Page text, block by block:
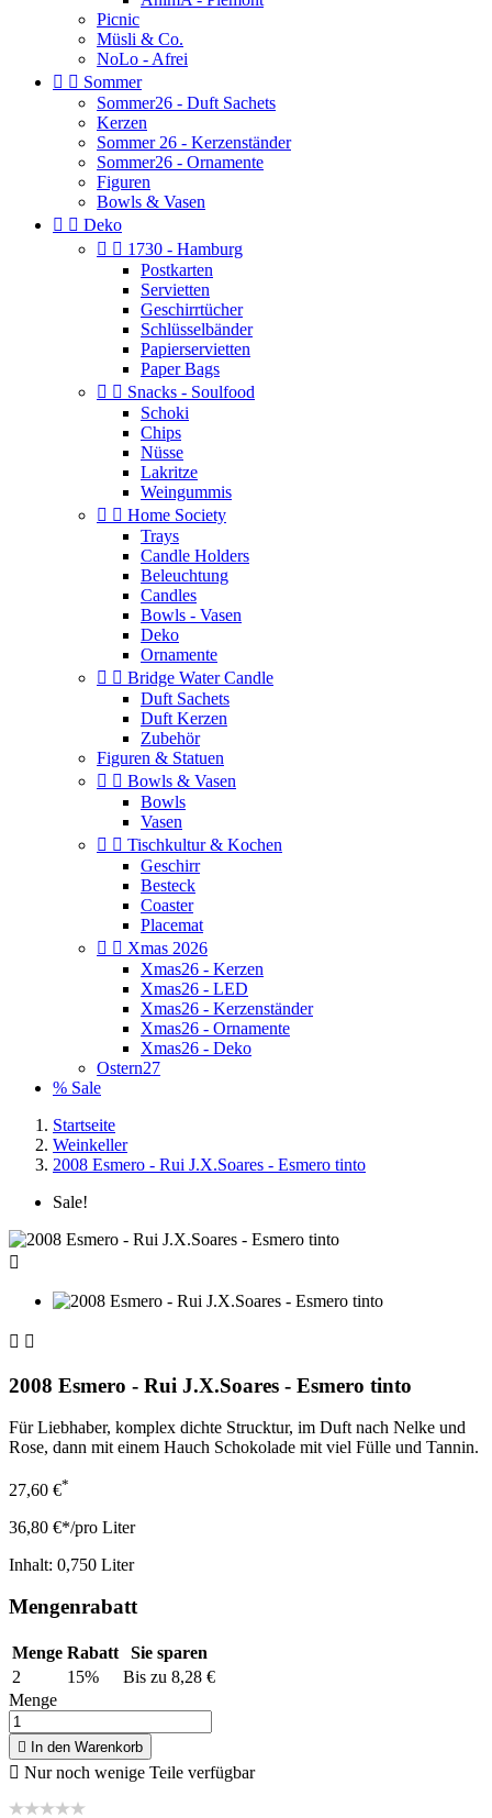
Picnic
Müsli & Co.
NoLo - Afrei
  Sommer
Sommer26 - Duft Sachets
Kerzen
Sommer 26 - Kerzenständer
Sommer26 - Ornamente
Figuren
Bowls & Vasen
  Deko
  1730 - Hamburg
Postkarten
Servietten
Geschirrtücher
Schlüsselbänder
Papierservietten
Paper Bags
  Snacks - Soulfood
Schoki
Chips
Nüsse
Lakritze
Weingummis
  Home Society
Trays
Candle Holders
Beleuchtung
Candles
Bowls - Vasen
Deko
Ornamente
  Bridge Water Candle
Duft Sachets
Duft Kerzen
Zubehör
Figuren & Statuen
  Bowls & Vasen
Bowls
Vasen
  Tischkultur & Kochen
Geschirr
Besteck
Coaster
Placemat
  Xmas 2026
Xmas26 - Kerzen
Xmas26 - LED
Xmas26 - Kerzenständer
Xmas26 - Ornamente
Xmas26 - Deko
Ostern27
% Sale
Startseite
Weinkeller
2008 Esmero - Rui J.X.Soares - Esmero tinto
Sale!

 
2008 Esmero - Rui J.X.Soares - Esmero tinto
Für Liebhaber, komplex dichte Strucktur, im Duft nach Nelke und
Rose, dann mit einem Hauch Schokolade mit viel Fülle und Tannin.
27,60 €*
36,80 €*/pro Liter
Inhalt: 0,750 Liter
Mengenrabatt
Menge Rabatt
Sie sparen
2
15%
Bis zu 8,28 €
Menge
 In den Warenkorb
 Nur noch wenige Teile verfügbar